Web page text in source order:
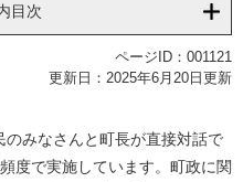
目次
ページID：001121
更新日：2025年6月20日更新
みなさんと町長が直接対話で
度で実施しています。町政に関